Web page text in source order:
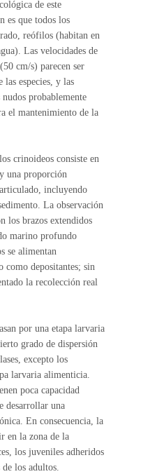
de este
es que todos los
reófilos (habitan en
Las velocidades de
cm/s) parecen ser
las especies, y las
probablemente
el mantenimiento de la
crinoideos consiste en
una proporción
incluyendo
La observación
los brazos extendidos
marino profundo
se alimentan
como depositantes; sin
la recolección real
por una etapa larvaria
grado de dispersión
excepto los
larvaria alimenticia.
poca capacidad
desarrollar una
En consecuencia, la
en la zona de la
los juveniles adheridos
los adultos.